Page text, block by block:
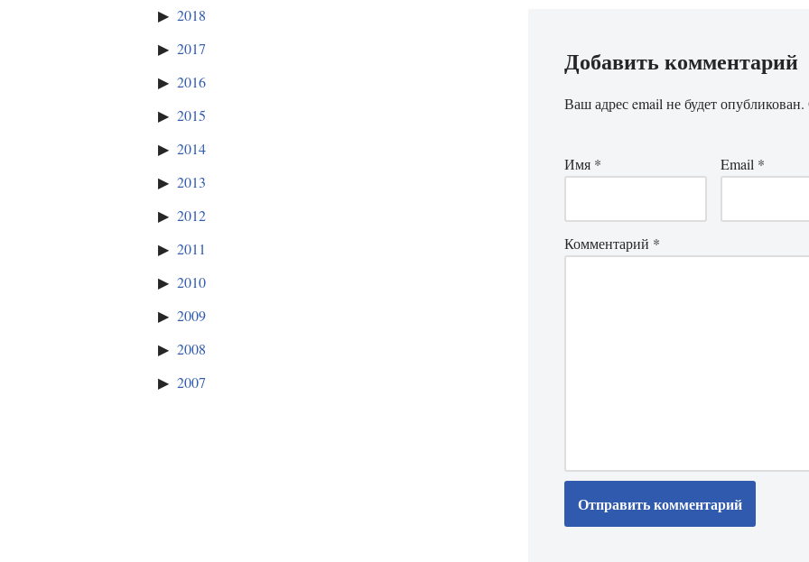
2018
2017
2016
2015
2014
2013
2012
2011
2010
2009
2008
2007
Добавить комментарий
Ваш адрес email не будет опубликован.
Имя * Email *
Комментарий *